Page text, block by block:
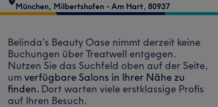
München, Milbertshofen - Am Hart, 80937
Belinda's Beauty Oase nimmt derzeit keine
Buchungen über Treatwell entgegen.
Nutzen Sie das Suchfeld oben auf der Seite,
um verfügbare Salons in Ihrer Nähe zu
finden. Dort warten viele erstklassige Profis
auf Ihren Besuch.